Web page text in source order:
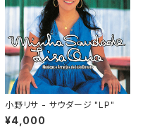
小野リサ - サウダージ "LP"
¥4,000